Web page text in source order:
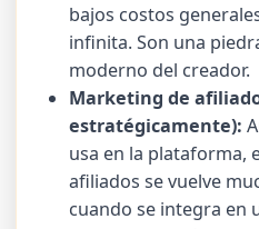
bajos costos
infinita. Son una
moderno del creador.
Marketing de
estratégicamente):
usa en la plataforma,
afiliados se vuelve
cuando se integra en